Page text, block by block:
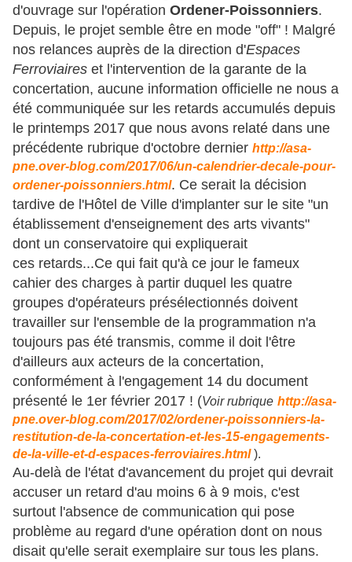
d'ouvrage sur l'opération Ordener-Poissonniers.
Depuis, le projet semble être en mode "off" ! Malgré
nos relances auprès de la direction d'Espaces
Ferroviaires et l'intervention de la garante de la
concertation, aucune information officielle ne nous a
été communiquée sur les retards accumulés depuis
le printemps 2017 que nous avons relaté dans une
précédente rubrique d'octobre dernier http://asa-
pne.over-blog.com/2017/06/un-calendrier-decale-pour-
ordener-poissonniers.html. Ce serait la décision
tardive de l'Hôtel de Ville d'implanter sur le site "un
établissement d'enseignement des arts vivants"
dont un conservatoire qui expliquerait
ces retards...Ce qui fait qu'à ce jour le fameux
cahier des charges à partir duquel les quatre
groupes d'opérateurs présélectionnés doivent
travailler sur l'ensemble de la programmation n'a
toujours pas été transmis, comme il doit l'être
d'ailleurs aux acteurs de la concertation,
conformément à l'engagement 14 du document
présenté le 1er février 2017 ! (Voir rubrique http://asa-
pne.over-blog.com/2017/02/ordener-poissonniers-la-
restitution-de-la-concertation-et-les-15-engagements-
de-la-ville-et-d-espaces-ferroviaires.html).
Au-delà de l'état d'avancement du projet qui devrait
accuser un retard d'au moins 6 à 9 mois, c'est
surtout l'absence de communication qui pose
problème au regard d'une opération dont on nous
disait qu'elle serait exemplaire sur tous les plans.